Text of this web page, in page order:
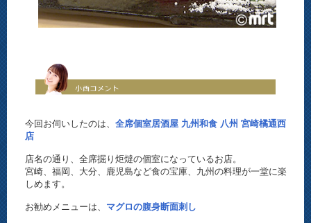
今回お伺いしたのは、全席個室居酒屋 九州和食 八州 宮崎橘通西
店
店名の通り、全席掘り炬燵の個室になっているお店。
宮崎、福岡、大分、鹿児島など食の宝庫、九州の料理が一堂に楽
しめます。
お勧めメニューは、 マグロの腹身断面刺し